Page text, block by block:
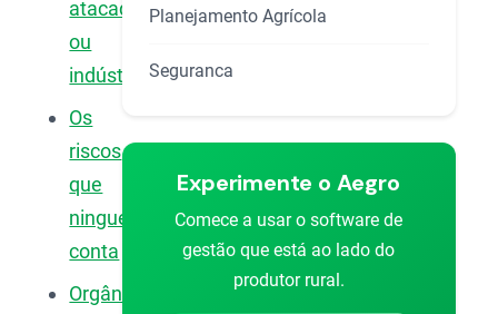
atacado
ou
indústria?
Os
riscos
que
ninguém
conta
Orgânico
Planejamento Agrícola
Seguranca
Experimente o Aegro
Comece a usar o software de
gestão que está ao lado do
produtor rural.